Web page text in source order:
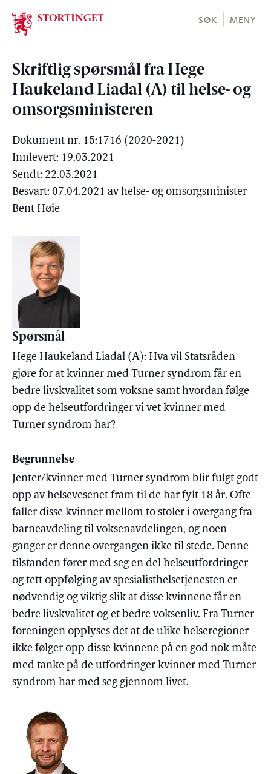
Stortinget.no
SØK MENY
Skriftlig spørsmål fra Hege
Haukeland Liadal (A) til helse- og
omsorgsministeren
Dokument nr. 15:1716 (2020-2021)
Innlevert: 19.03.2021
Sendt: 22.03.2021
Besvart: 07.04.2021 av helse- og omsorgsminister
Bent Høie
Spørsmål
Hege Haukeland Liadal (A): Hva vil Statsråden
gjøre for at kvinner med Turner syndrom får en
bedre livskvalitet som voksne samt hvordan følge
opp de helseutfordringer vi vet kvinner med
Turner syndrom har?
Begrunnelse
Jenter/kvinner med Turner syndrom blir fulgt godt
opp av helsevesenet fram til de har fylt 18 år. Ofte
faller disse kvinner mellom to stoler i overgang fra
barneavdeling til voksenavdelingen, og noen
ganger er denne overgangen ikke til stede. Denne
tilstanden fører med seg en del helseutfordringer
og tett oppfølging av spesialisthelsetjenesten er
nødvendig og viktig slik at disse kvinnene får en
bedre livskvalitet og et bedre voksenliv. Fra Turner
foreningen opplyses det at de ulike helseregioner
ikke følger opp disse kvinnene på en god nok måte
med tanke på de utfordringer kvinner med Turner
syndrom har med seg gjennom livet.